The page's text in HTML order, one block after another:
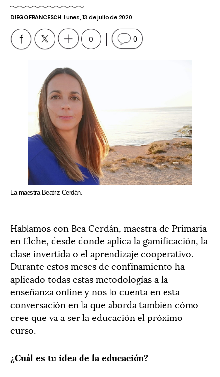
DIEGO FRANCESCH Lunes, 13 de julio de 2020
0 0
La maestra Beatriz Cerdán.
Hablamos con Bea Cerdán, maestra de Primaria
en Elche, desde donde aplica la gamificación, la
clase invertida o el aprendizaje cooperativo.
Durante estos meses de confinamiento ha
aplicado todas estas metodologías a la
enseñanza online y nos lo cuenta en esta
conversación en la que aborda también cómo
cree que va a ser la educación el próximo
curso.
¿Cuál es tu idea de la educación?